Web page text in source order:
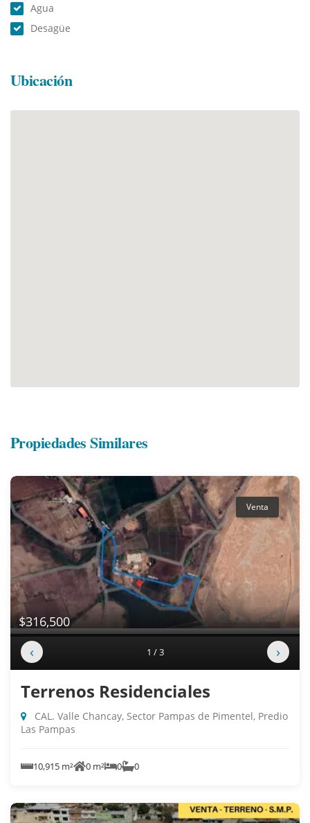
Agua
Desagüe
Ubicación
Propiedades Similares
Venta
$316,500
‹ 1 / 3 ›
Terrenos Residenciales
Las Pampas
10,915 m² 0 m² 0 0